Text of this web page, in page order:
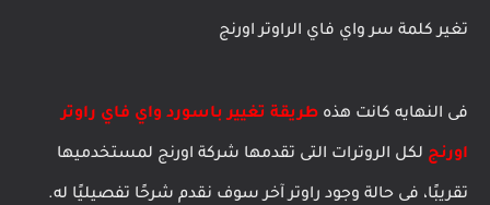
تغير كلمة سر واي فاي الراوتر اورنج
فى النهايه كانت هذه طريقة تغيير باسورد واي فاي راوتر
اورنج لكل الروترات التى تقدمها شركة اورنج لمستخدميها
تقريبًا، فى حالة وجود راوتر آخر سوف نقدم شرحًا تفصيليًا له.